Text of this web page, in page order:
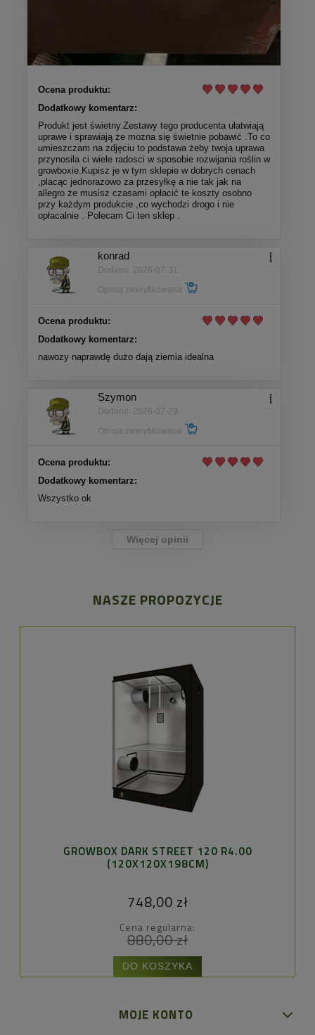
Ocena produktu:
Dodatkowy komentarz:
Produkt jest świetny.Zestawy tego producenta ułatwiają
uprawe i sprawiają że mozna się świetnie pobawić .To co
umieszczam na zdjęciu to podstawa żeby twoja uprawa
przynosila ci wiele radosci w sposobie rozwijania roślin w
growboxie.Kupisz je w tym sklepie w dobrych cenach
,placąc jednorazowo za przesyłkę a nie tak jak na
allegro że musisz czasami opłacić te koszty osobno
przy każdym produkcie ,co wychodzi drogo i nie
opłacalnie . Polecam Ci ten sklep .
konrad
Dodano: 2026-07-31
Opinia zweryfikowana
Ocena produktu:
Dodatkowy komentarz:
nawozy naprawdę dużo dają ziemia idealna
Szymon
Dodano: 2026-07-29
Opinia zweryfikowana
Ocena produktu:
Dodatkowy komentarz:
Wszystko ok
Więcej opinii
NASZE PROPOZYCJE
GROWBOX DARK STREET 120 R4.00
(120X120X198CM)
748,00 zł
Cena regularna:
880,00 zł
DO KOSZYKA
MOJE KONTO